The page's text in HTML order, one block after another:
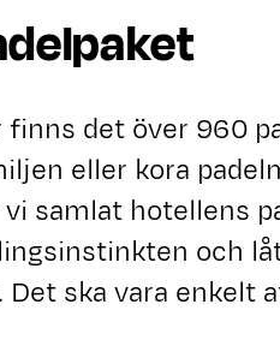
finns det över 960
eller kora
vi samlat hotellens
och
Det ska vara enkelt